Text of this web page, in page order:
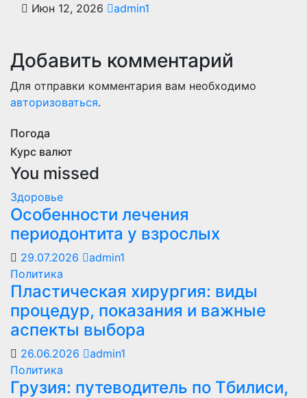
Июн 12, 2026 admin1
Добавить комментарий
Для отправки комментария вам необходимо
авторизоваться.
Погода
Курс валют
You missed
Здоровье
Особенности лечения
периодонтита у взрослых
29.07.2026
admin1
Политика
Пластическая хирургия: виды
процедур, показания и важные
аспекты выбора
26.06.2026
admin1
Политика
Грузия: путеводитель по Тбилиси,